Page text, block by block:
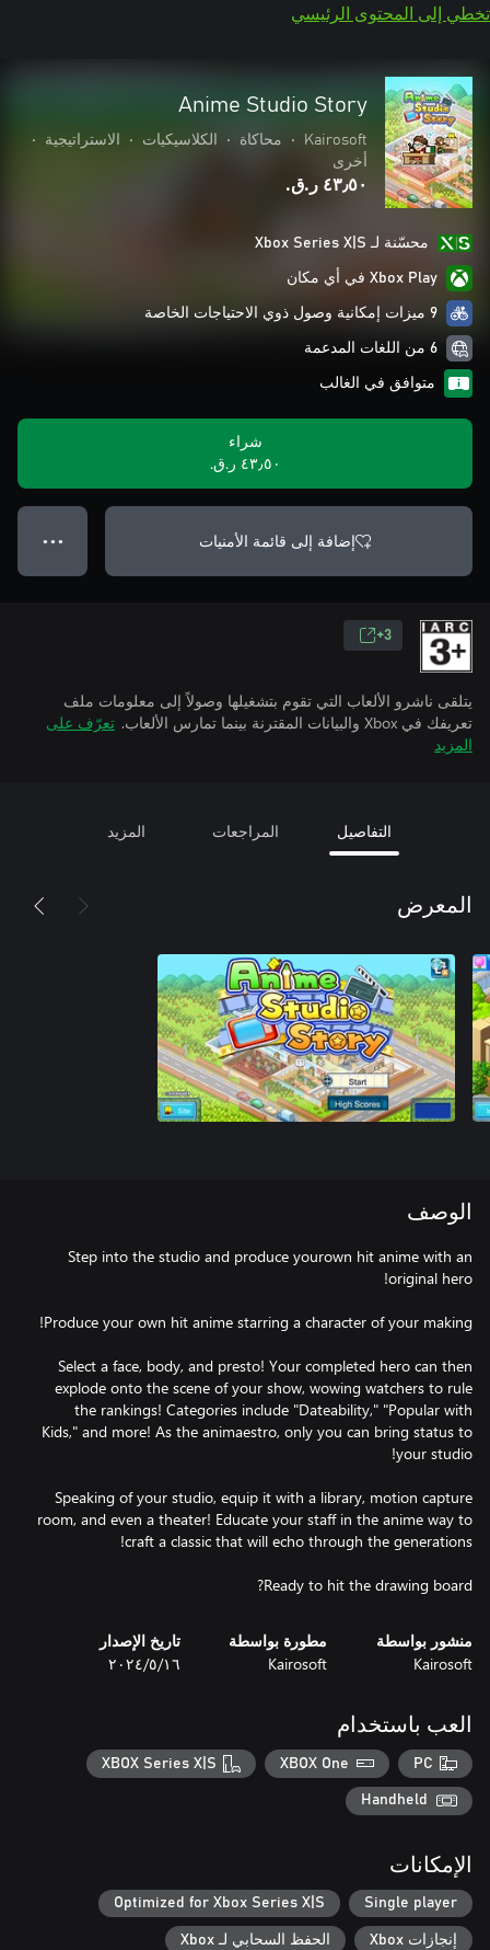
تخطي إلى المحتوى الرئيسي
Anime Studio Story
Kairosoft
• محاكاة • الكلاسيكيات • الاستراتيجية
•
أخرى
٤٣٫٥٠ ر.ق.‏
محسّنة لـ Xbox Series X|S
Xbox Play في أي مكان
9 ميزات إمكانية وصول ذوي الاحتياجات الخاصة
6 من اللغات المدعمة
متوافق في الغالب
شراء
٤٣٫٥٠ ر.ق.‏
إضافة إلى قائمة الأمنيات ● ● ●
3+
يتلقى ناشرو الألعاب التي تقوم بتشغيلها وصولاً إلى معلومات ملف
تعريفك في Xbox والبيانات المقترنة بينما تمارس الألعاب.
تعرّف على
المزيد
التفاصيل المراجعات المزيد
المعرض
الوصف
Step into the studio and produce yourown hit anime with an
Select a face, body, and presto! Your completed hero can then
explode onto the scene of your show, wowing watchers to rule
the rankings! Categories include "Dateability," "Popular with
Kids," and more! As the animaestro, only you can bring status to
Speaking of your studio, equip it with a library, motion capture
room, and even a theater! Educate your staff in the anime way to
Ready to hit the drawing board?
منشور بواسطة
Kairosoft
مطورة بواسطة
Kairosoft
تاريخ الإصدار
١٦‏/٥‏/٢٠٢٤
العب باستخدام
PC
XBOX One
XBOX Series X|S
Handheld
الإمكانات
Single player
Optimized for Xbox Series X|S
إنجازات Xbox الحفظ السحابي لـ Xbox